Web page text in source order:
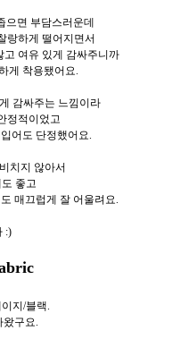
으면 부담스러운데
랑하게 떨어지면서
고 여유 있게 감싸주니까
게 착용됐어요.
감싸주는 느낌이라
정적이었고
어도 단정했어요.
치지 않아서
좋고
매끄럽게 잘 어울려요.
:)
지/블랙.
왔구요.